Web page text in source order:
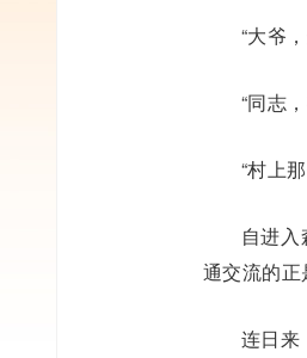
“大爷
“同志
“村上
自进
通交流的正
连日来